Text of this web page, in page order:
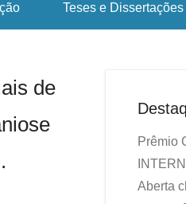
Teses e Dissertações
de
Prêmio
Aberta